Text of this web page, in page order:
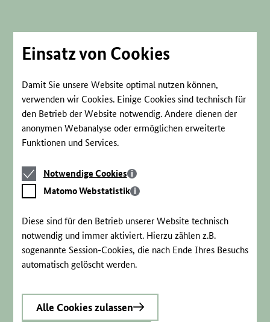
Einsatz von Cookies
Damit Sie unsere Website optimal nutzen können,
verwenden wir Cookies. Einige Cookies sind technisch für
den Betrieb der Website notwendig. Andere dienen der
anonymen Webanalyse oder ermöglichen erweiterte
Funktionen und Services.
Notwendige
Cookies
Notwendige Cookies
Matomo
Webstatistik
Matomo Webstatistik
Diese sind für den Betrieb unserer Website technisch
notwendig und immer aktiviert. Hierzu zählen z.B.
sogenannte Session-Cookies, die nach Ende Ihres Besuchs
automatisch gelöscht werden.
Alle Cookies zulassen